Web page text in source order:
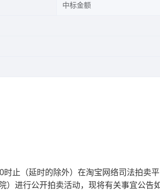
中标金额
时止（延时的除外）在淘宝网络司法拍卖
）进行公开拍卖活动，现将有关事宜公告如